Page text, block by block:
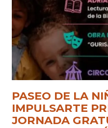
PASEO DE LA
IMPULSARTE
JORNADA